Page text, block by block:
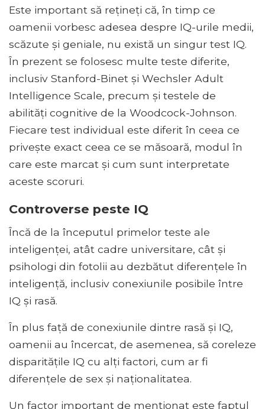
Este important să rețineți că, în timp ce
oamenii vorbesc adesea despre IQ-urile medii,
scăzute și geniale, nu există un singur test IQ.
În prezent se folosesc multe teste diferite,
inclusiv Stanford-Binet și Wechsler Adult
Intelligence Scale, precum și testele de
abilități cognitive de la Woodcock-Johnson.
Fiecare test individual este diferit în ceea ce
privește exact ceea ce se măsoară, modul în
care este marcat și cum sunt interpretate
aceste scoruri.
Controverse peste IQ
Încă de la începutul primelor teste ale
inteligenței, atât cadre universitare, cât și
psihologi din fotolii au dezbătut diferențele în
inteligență, inclusiv conexiunile posibile între
IQ și rasă.
În plus față de conexiunile dintre rasă și IQ,
oamenii au încercat, de asemenea, să coreleze
disparitățile IQ cu alți factori, cum ar fi
diferențele de sex și naționalitatea.
Un factor important de menționat este faptul